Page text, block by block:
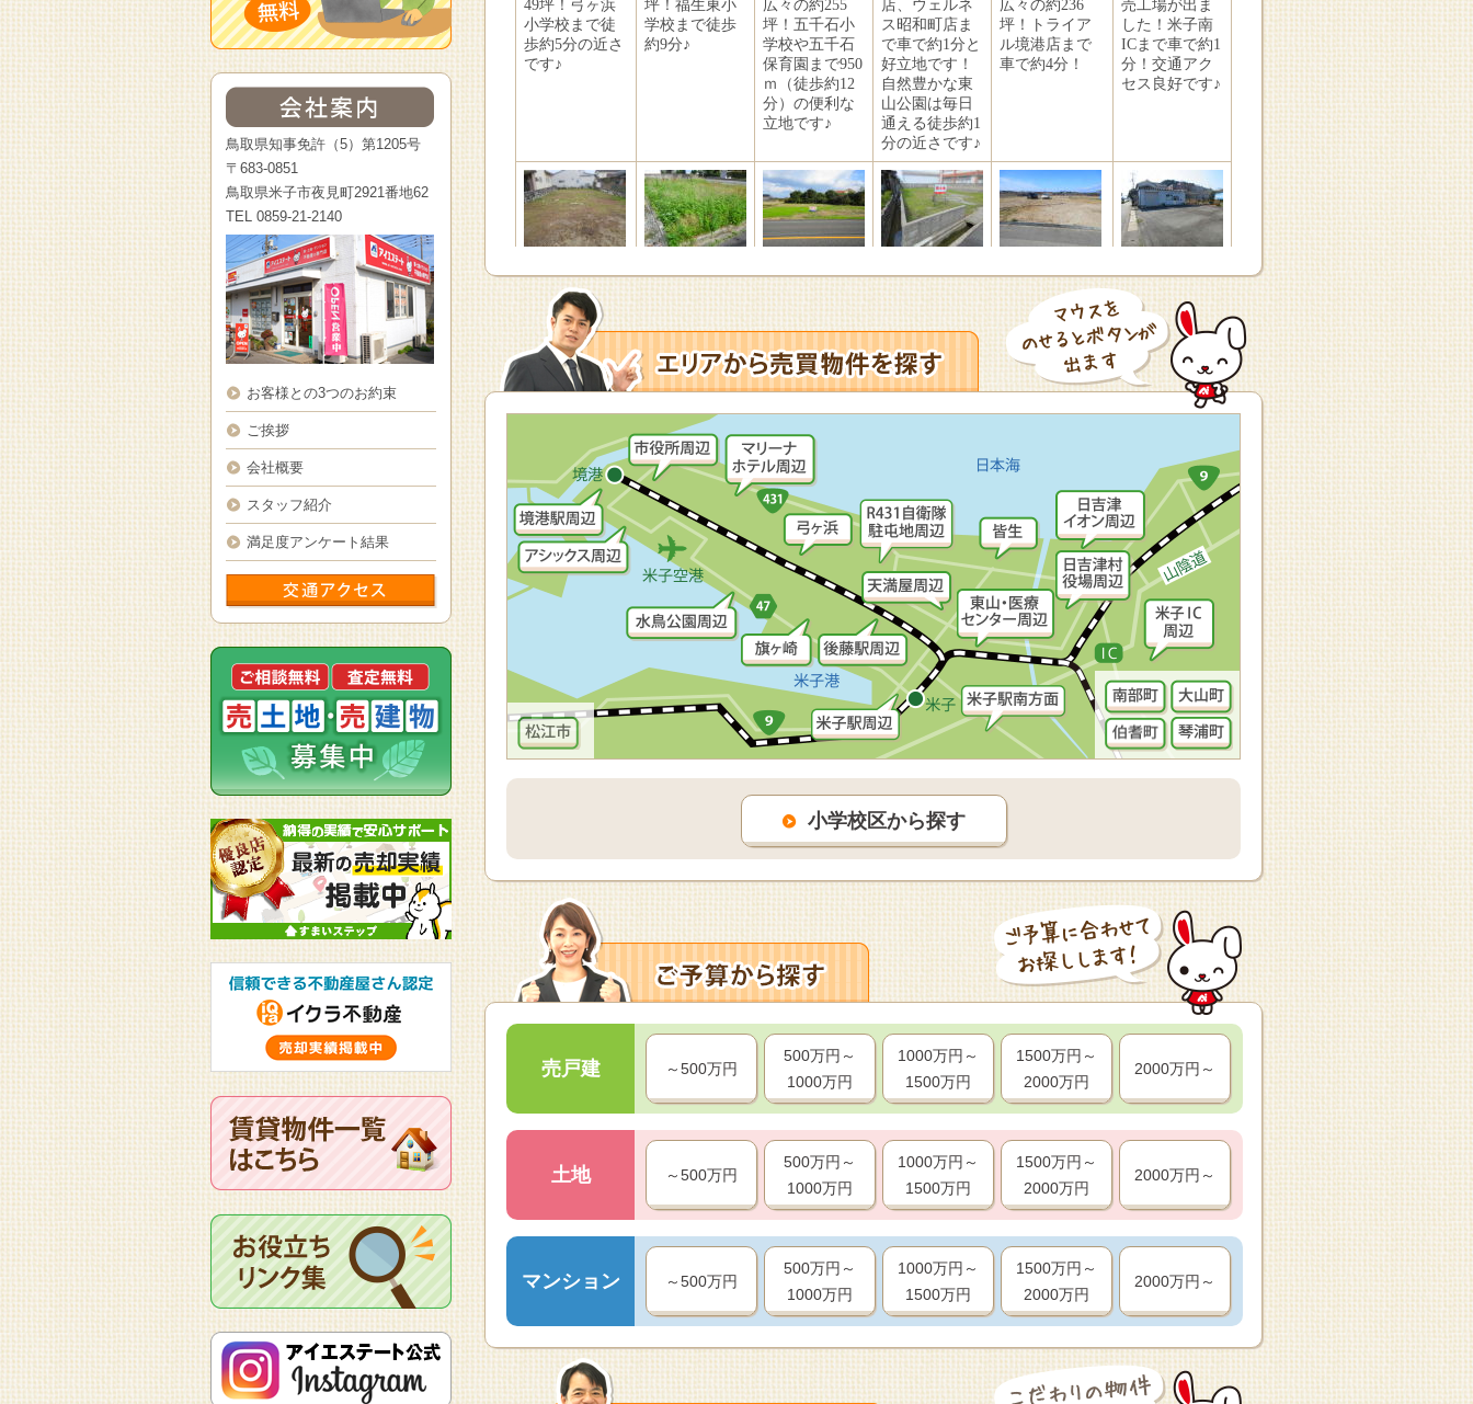
小学校区から探す
売戸建 ～500万円
500万円～
1000万円
1000万円～
1500万円
1500万円～
2000万円
2000万円～
土地 ～500万円
500万円～
1000万円
1000万円～
1500万円
1500万円～
2000万円
2000万円～
マンション ～500万円
500万円～
1000万円
1000万円～
1500万円
1500万円～
2000万円
2000万円～
鳥取県知事免許（5）第1205号
〒683-0851
鳥取県米子市夜見町2921番地62
TEL 0859-21-2140
お客様との3つのお約束
ご挨拶
会社概要
スタッフ紹介
満足度アンケート結果